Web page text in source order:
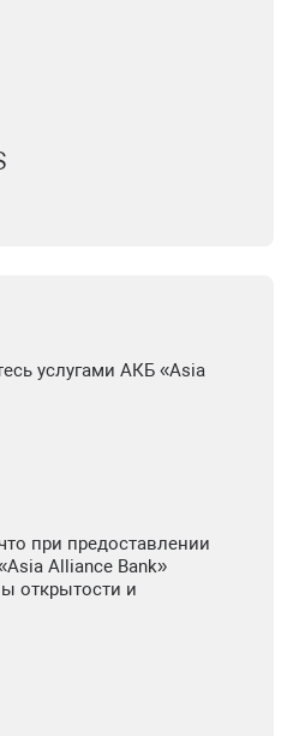
услугами АКБ «Asia
при предоставлении
Alliance Bank»
открытости и